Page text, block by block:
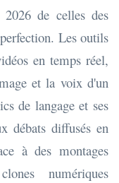
de celles des
Les outils
en temps réel,
et la voix d'un
de langage et ses
débats diffusés en
à des montages
numériques